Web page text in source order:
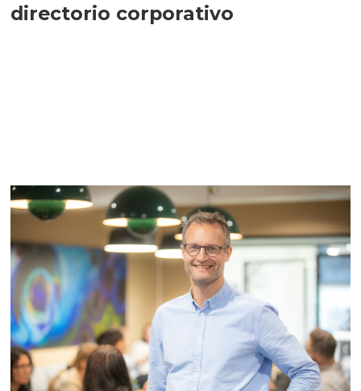
directorio corporativo